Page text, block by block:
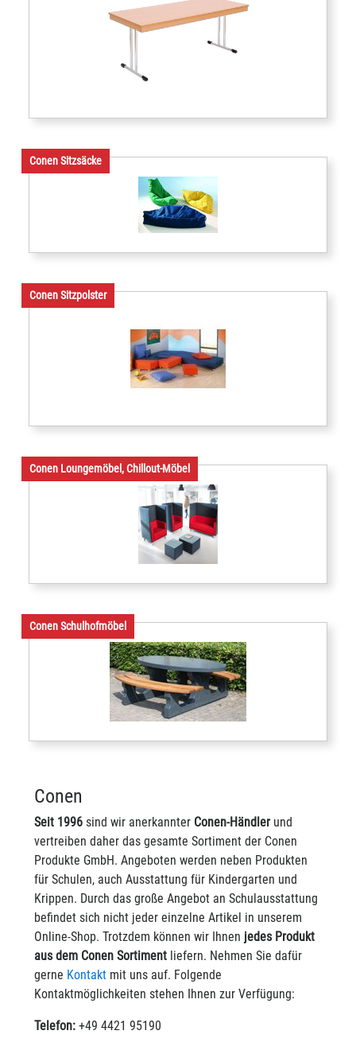
Conen Sitzsäcke
Conen Sitzpolster
Conen Loungemöbel, Chillout-Möbel
Conen Schulhofmöbel
Conen
Seit 1996 sind wir anerkannter Conen-Händlerund
vertreiben daher das gesamte Sortiment der Conen
Produkte GmbH. Angeboten werden neben Produkten
für Schulen, auch Ausstattung für Kindergarten und
Krippen. Durch das große Angebot an Schulausstattung
befindet sich nicht jeder einzelne Artikel in unserem
Online-Shop. Trotzdem können wir Ihnen jedes Produkt
aus dem Conen Sortiment liefern. Nehmen Sie dafür
gerne Kontakt mit uns auf. Folgende
Kontaktmöglichkeiten stehen Ihnen zur Verfügung:
Telefon: +49 4421 95190